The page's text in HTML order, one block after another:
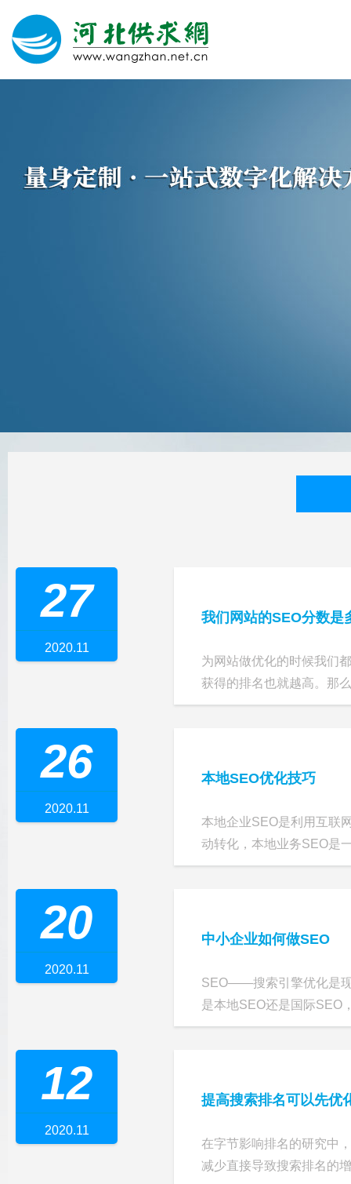
网站建设 微信营销 微信代运营 400电话
我们网站的SEO分数是
为网站做优化的时候我们
获得的排名也就越高。那
27
2020.11
本地SEO优化技巧
本地企业SEO是利用互联
动转化，本地业务SEO是
26
2020.11
中小企业如何做SEO
SEO——搜索引擎优化是现
是本地SEO还是国际SEO
20
2020.11
提高搜索排名可以先优
在字节影响排名的研究中
减少直接导致搜索排名的
12
2020.11